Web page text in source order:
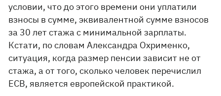
условии, что до этого времени они уплатили
взносы в сумме, эквивалентной сумме взносов
за 30 лет стажа с минимальной зарплаты.
Кстати, по словам Александра Охрименко,
ситуация, когда размер пенсии зависит не от
стажа, а от того, сколько человек перечислил
ЕСВ, является европейской практикой.